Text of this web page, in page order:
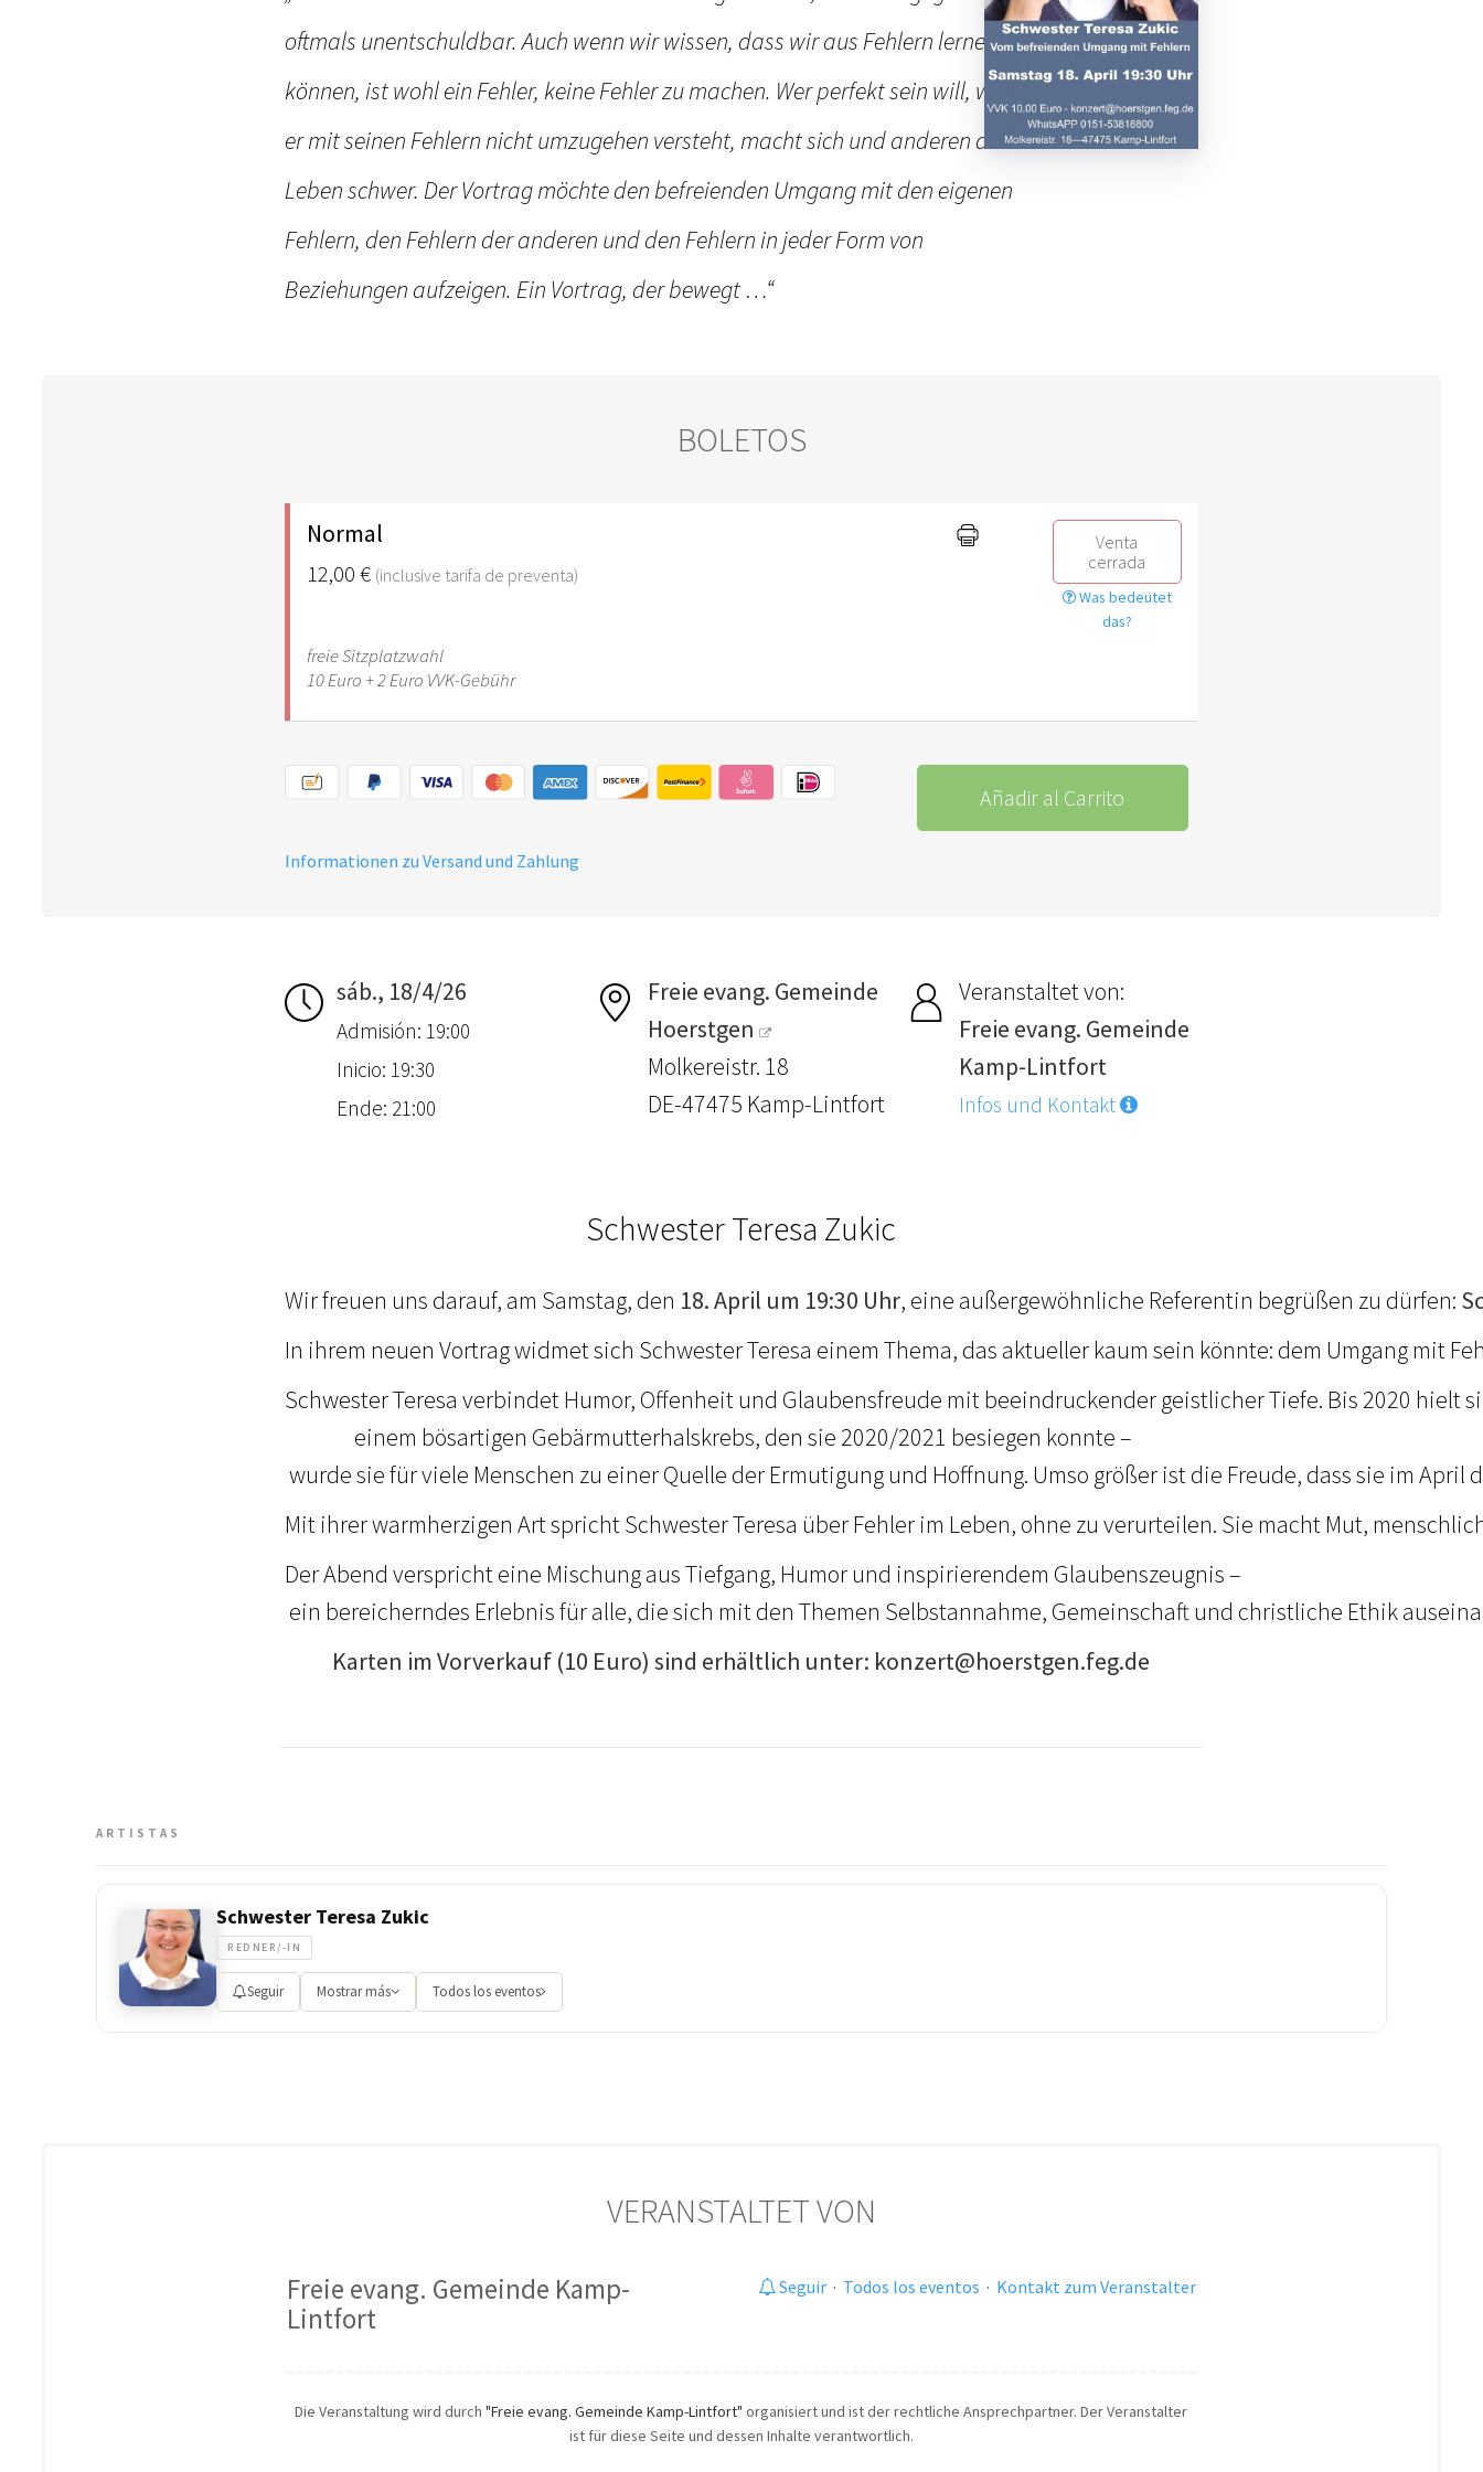
oftmals unentschuldbar. Auch wenn wir wissen, dass wir aus Fehlern lernen
können, ist wohl ein Fehler, keine Fehler zu machen. Wer perfekt sein will, weil
er mit seinen Fehlern nicht umzugehen versteht, macht sich und anderen das
Leben schwer. Der Vortrag möchte den befreienden Umgang mit den eigenen
Fehlern, den Fehlern der anderen und den Fehlern in jeder Form von
Beziehungen aufzeigen. Ein Vortrag, der bewegt …“
BOLETOS
Normal
12,00 € (inclusive tarifa de preventa)
Venta
cerrada
Was bedeutet
das?
freie Sitzplatzwahl
10 Euro + 2 Euro VVK-Gebühr
Añadir al Carrito
Informationen zu Versand und Zahlung
sáb., 18/4/26
Admisión: 19:00
Inicio: 19:30
Ende: 21:00
Freie evang. Gemeinde
Hoerstgen
Molkereistr. 18
DE-47475 Kamp-Lintfort
Veranstaltet von:
Freie evang. Gemeinde
Kamp-Lintfort
Infos und Kontakt
Schwester Teresa Zukic
Wir freuen uns darauf, am Samstag, den 18. April um 19:30 Uhr, eine außergewöhnliche Referentin begrüßen zu dürfen:
In ihrem neuen Vortrag widmet sich Schwester Teresa einem Thema, das aktueller kaum sein könnte: dem Umgang mit
Schwester Teresa verbindet Humor, Offenheit und Glaubensfreude mit beeindruckender geistlicher Tiefe. Bis 2020 hielt
einem bösartigen Gebärmutterhalskrebs, den sie 2020/2021 besiegen konnte –
wurde sie für viele Menschen zu einer Quelle der Ermutigung und Hoffnung. Umso größer ist die Freude, dass sie im April
Mit ihrer warmherzigen Art spricht Schwester Teresa über Fehler im Leben, ohne zu verurteilen. Sie macht Mut,
Der Abend verspricht eine Mischung aus Tiefgang, Humor und inspirierendem Glaubenszeugnis –
ein bereicherndes Erlebnis für alle, die sich mit den Themen Selbstannahme, Gemeinschaft und christliche Ethik
Karten im Vorverkauf (10 Euro) sind erhältlich unter: konzert@hoerstgen.feg.de
ARTISTAS
Schwester Teresa Zukic
REDNER/-IN
Seguir Mostrar más Todos los eventos
VERANSTALTET VON
Freie evang. Gemeinde Kamp-
Lintfort
Seguir· Todos los eventos · Kontakt zum Veranstalter
Die Veranstaltung wird durch"Freie evang. Gemeinde Kamp-Lintfort" organisiert und ist der rechtliche Ansprechpartner. Der Veranstalter
ist für diese Seite und dessen Inhalte verantwortlich.